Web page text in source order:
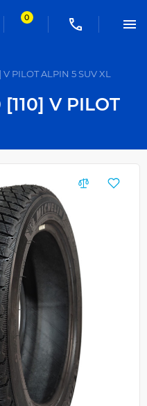
0
V PILOT ALPIN 5 SUV XL
V PILOT